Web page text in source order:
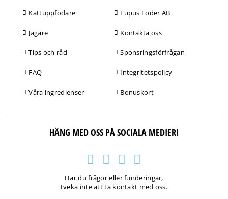
Kattuppfödare
Jägare
Tips och råd
FAQ
Våra ingredienser
Lupus Foder AB
Kontakta oss
Sponsringsförfrågan
Integritetspolicy
Bonuskort
HÄNG MED OSS PÅ SOCIALA MEDIER!
Har du frågor eller funderingar,
tveka inte att ta kontakt med oss.